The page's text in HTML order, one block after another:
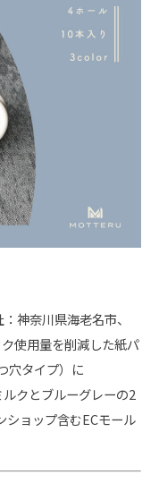
神奈川県海老名市、
使用量を削減した紙パ
穴タイプ）に
クとブルーグレーの2
ショップ含むECモール